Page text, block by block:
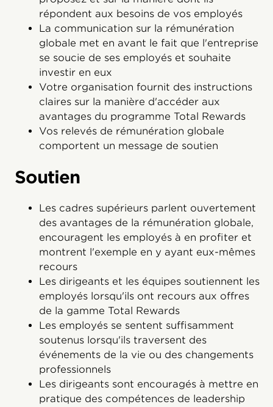
répondent aux besoins de vos employés
La communication sur la rémunération
globale met en avant le fait que l'entreprise
se soucie de ses employés et souhaite
investir en eux
Votre organisation fournit des instructions
claires sur la manière d'accéder aux
avantages du programme Total Rewards
Vos relevés de rémunération globale
comportent un message de soutien
Soutien
Les cadres supérieurs parlent ouvertement
des avantages de la rémunération globale,
encouragent les employés à en profiter et
montrent l'exemple en y ayant eux-mêmes
recours
Les dirigeants et les équipes soutiennent les
employés lorsqu'ils ont recours aux offres
de la gamme Total Rewards
Les employés se sentent suffisamment
soutenus lorsqu'ils traversent des
événements de la vie ou des changements
professionnels
Les dirigeants sont encouragés à mettre en
pratique des compétences de leadership